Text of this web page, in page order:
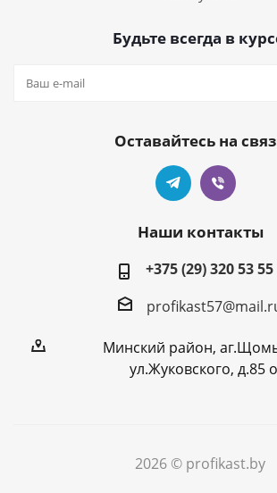
Будьте всегда в
Оставайтесь на
Наши контакты
+375 (29) 320 53 55
Минский район,
ул.Жуковского, д.85
2026 © profikast.by